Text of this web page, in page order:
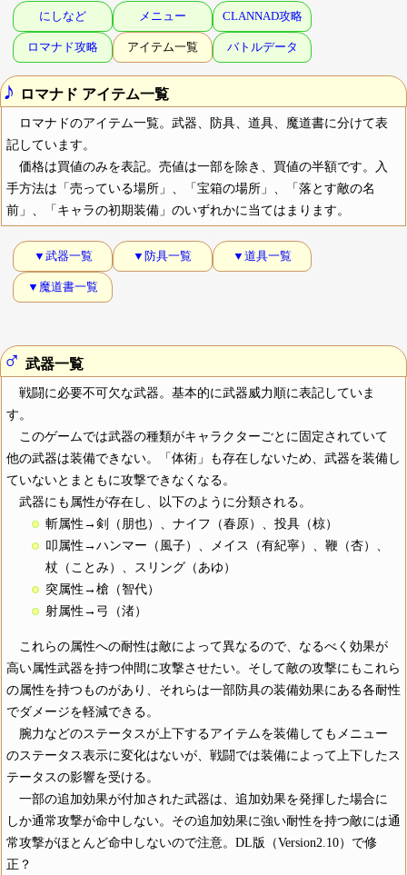
にしなど メニュー CLANNAD攻略
ロマナド攻略 アイテム一覧 バトルデータ
♪ ロマナド アイテム一覧
ロマナドのアイテム一覧。武器、防具、道具、魔道書に分けて表
記しています。
価格は買値のみを表記。売値は一部を除き、買値の半額です。入
手方法は「売っている場所」、「宝箱の場所」、「落とす敵の名
前」、「キャラの初期装備」のいずれかに当てはまります。
▼武器一覧 ▼防具一覧 ▼道具一覧
▼魔道書一覧
♂ 武器一覧
戦闘に必要不可欠な武器。基本的に武器威力順に表記していま
す。
このゲームでは武器の種類がキャラクターごとに固定されていて
他の武器は装備できない。「体術」も存在しないため、武器を装備し
ていないとまともに攻撃できなくなる。
武器にも属性が存在し、以下のように分類される。
斬属性→剣（朋也）、ナイフ（春原）、投具（椋）
叩属性→ハンマー（風子）、メイス（有紀寧）、鞭（杏）、
杖（ことみ）、スリング（あゆ）
突属性→槍（智代）
射属性→弓（渚）
これらの属性への耐性は敵によって異なるので、なるべく効果が
高い属性武器を持つ仲間に攻撃させたい。そして敵の攻撃にもこれら
の属性を持つものがあり、それらは一部防具の装備効果にある各耐性
でダメージを軽減できる。
腕力などのステータスが上下するアイテムを装備してもメニュー
のステータス表示に変化はないが、戦闘では装備によって上下したス
テータスの影響を受ける。
一部の追加効果が付加された武器は、追加効果を発揮した場合に
しか通常攻撃が命中しない。その追加効果に強い耐性を持つ敵には通
常攻撃がほとんど命中しないので注意。DL版（Version2.10）で修
正？